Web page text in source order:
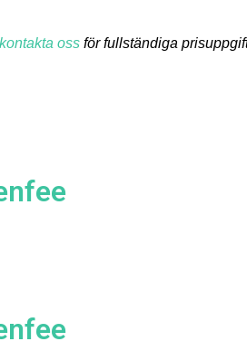
kontakta oss för fullständiga